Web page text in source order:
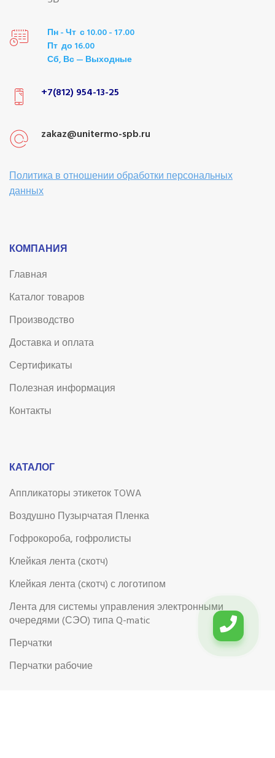
Пн - Чт с 10.00 - 17.00
Пт до 16.00
Сб, Вс — Выходные
+7(812) 954-13-25
zakaz@unitermo-spb.ru
Политика в отношении обработки персональных
данных
КОМПАНИЯ
Главная
Каталог товаров
Производство
Доставка и оплата
Сертификаты
Полезная информация
Контакты
КАТАЛОГ
Аппликаторы этикеток TOWA
Воздушно Пузырчатая Пленка
Гофрокороба, гофролисты
Клейкая лента (скотч)
Клейкая лента (скотч) с логотипом
Лента для системы управления электронными
очередями (СЭО) типа Q-matic
Перчатки
Перчатки рабочие